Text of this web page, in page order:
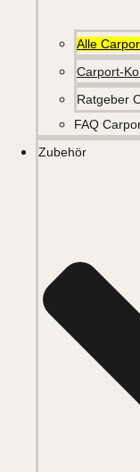
Alle
Carport-
Ratgeber
FAQ
Zubehör